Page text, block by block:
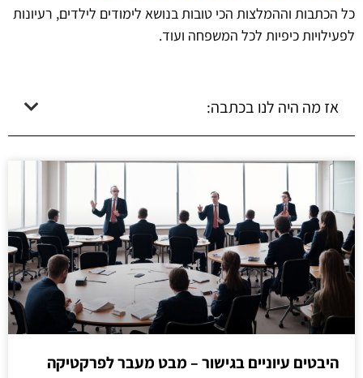
כל הכתבות וההמלצות הכי טובות בנושא לימודים לילדים, רעיונות
לפעילויות כיפיות לכל המשפחה ועוד.
אז מה היה לנו בכתבה:
היבטים עיוניים בגישור – מבט מעבר לפרקטיקה